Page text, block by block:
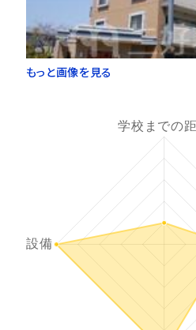
もっと画像を見る